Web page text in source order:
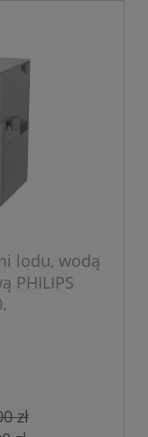
lodu, wodą
PHILIPS
zł